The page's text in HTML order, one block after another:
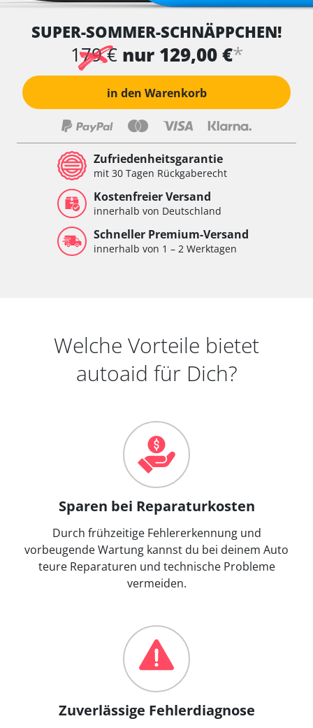
SUPER-SOMMER-SCHNÄPPCHEN!
179 € nur 129,00 €*
in den Warenkorb
Zufriedenheitsgarantie
mit 30 Tagen Rückgaberecht
Kostenfreier Versand
innerhalb von Deutschland
Schneller Premium-Versand
innerhalb von 1 – 2 Werktagen
Welche Vorteile bietet
autoaid für Dich?
Sparen bei Reparaturkosten
Durch frühzeitige Fehlererkennung und
vorbeugende Wartung kannst du bei deinem Auto
teure Reparaturen und technische Probleme
vermeiden.
Zuverlässige Fehlerdiagnose